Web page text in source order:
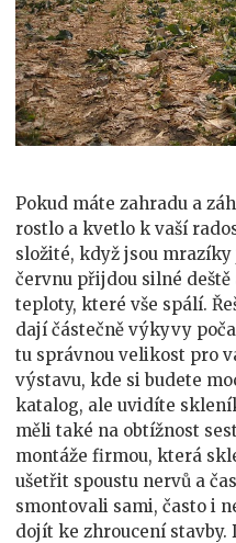
Pokud máte zahradu a
rostlo a kvetlo k vaší
složité, když jsou
červnu přijdou silné
teploty, které vše spálí.
dají částečně výkyvy
tu správnou velikost pro
výstavu, kde si budete
katalog, ale uvidíte
měli také na obtížnost
montáže firmou, která
ušetřit spoustu nervů a
smontovali sami, často i
dojít ke zhroucení stavby.